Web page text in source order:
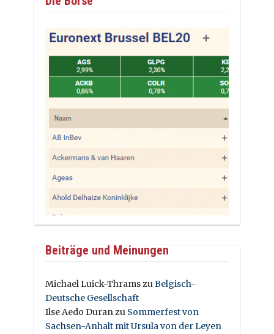
Beiträge und Meinungen
Michael Luick-ThramszuBelgisch-
Deutsche Gesellschaft
Ilse Aedo Duranzu Sommerfest von
Sachsen-Anhalt mit Ursula von der Leyen